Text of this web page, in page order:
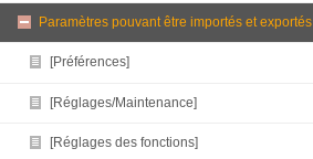
Paramètres pouvant être importés et exportés
[Préférences]
[Réglages/Maintenance]
[Réglages des fonctions]